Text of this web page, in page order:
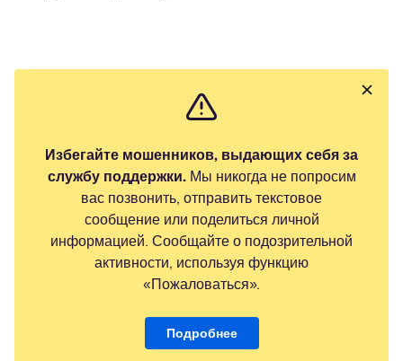
Избегайте мошенников, выдающих себя за
службу поддержки.Мы никогда не попросим
вас позвонить, отправить текстовое
сообщение или поделиться личной
информацией. Сообщайте о подозрительной
активности, используя функцию
«Пожаловаться».
Подробнее